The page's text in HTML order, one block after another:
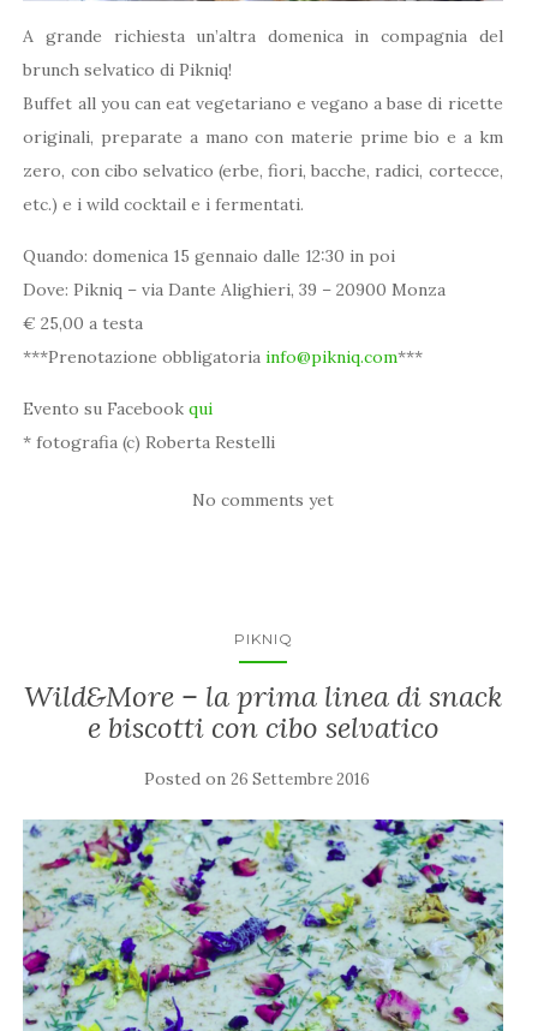
A grande richiesta un’altra domenica in compagnia del
brunch selvatico di Pikniq!
Buffet all you can eat vegetariano e vegano a base di ricette
originali, preparate a mano con materie prime bio e a km
zero, con cibo selvatico (erbe, fiori, bacche, radici, cortecce,
etc.) e i wild cocktail e i fermentati.
Quando: domenica 15 gennaio dalle 12:30 in poi
Dove: Pikniq – via Dante Alighieri, 39 – 20900 Monza
€ 25,00 a testa
***Prenotazione obbligatoriainfo@pikniq.com***
Evento su Facebookqui
* fotografia (c) Roberta Restelli
No comments yet
PIKNIQ
Wild&More – la prima linea di snack
e biscotti con cibo selvatico
Posted on 26 Settembre 2016